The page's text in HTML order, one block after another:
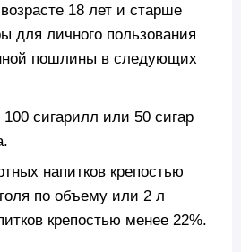
18 лет и старше
для личного пользования
пошлины в следующих
100 сигарилл или 50 сигар
напитков крепостью
по объему или 2 л
крепостью менее 22%.